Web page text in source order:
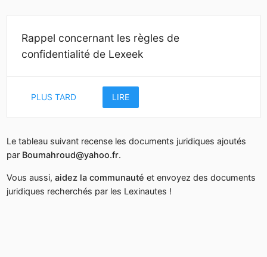
Rappel concernant les règles de
confidentialité de Lexeek
PLUS TARD LIRE
Le tableau suivant recense les documents juridiques ajoutés
par Boumahroud@yahoo.fr.
Vous aussi, aidez la communauté et envoyez des documents
juridiques recherchés par les Lexinautes !